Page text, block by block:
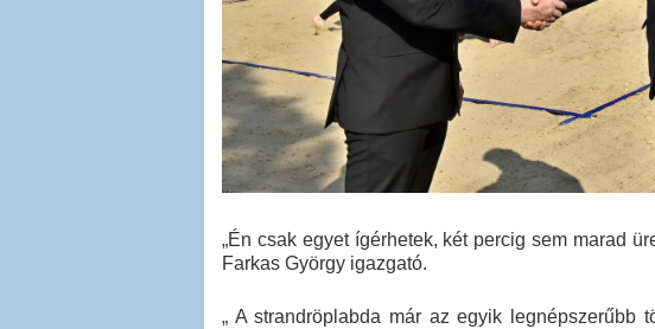
„Én csak egyet ígérhetek, két percig sem marad
Farkas György igazgató.
„ A strandröplabda már az egyik legnépszerűbb